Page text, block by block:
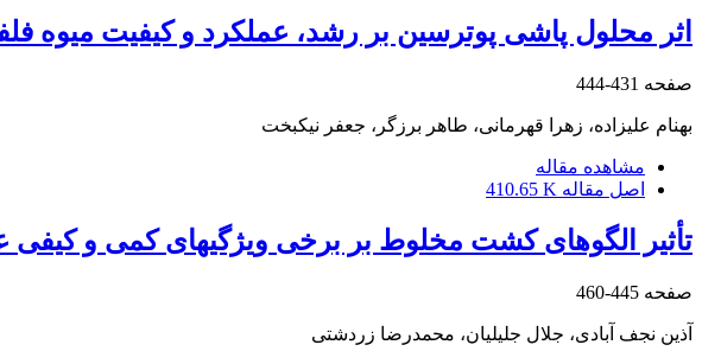
اثر محلول پاشی پوترسین بر رشد، عملکرد و کیفیت میوه
صفحه 431-444
بهنام علیزاده، زهرا قهرمانی، طاهر برزگر، جعفر نیکبخت
مشاهده مقاله
اصل مقاله 410.65 K
تأثیر الگوهای کشت مخلوط بر برخی ویژگی‏های کمی و کیفی
صفحه 445-460
آذین نجف آبادی، جلال جلیلیان، محمدرضا زردشتی